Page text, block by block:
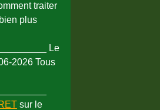
traiter
plus
Le
2026 Tous
sur le